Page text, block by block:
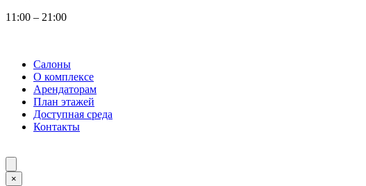
11:00 ‒ 21:00
Салоны
О комплексе
Арендаторам
План этажей
Доступная среда
Контакты
×